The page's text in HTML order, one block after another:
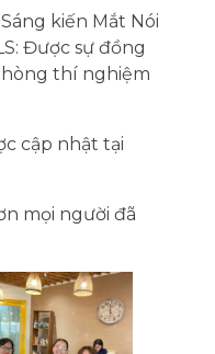
kiến Mắt Nói
Được sự đồng
thí nghiệm
cập nhật tại
mọi người đã